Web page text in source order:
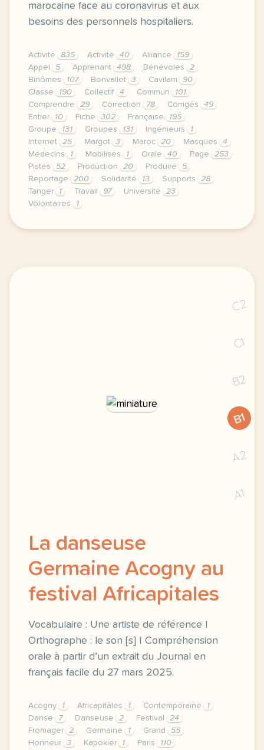
marocaine face au coronavirus et aux
besoins des personnels hospitaliers.
Activité 835 Activite 40 Alliance
159
Appel
5 Apprenant 498 Bénévoles
2
Binômes
107 Bonvallet 3 Cavilam
90
Classe
190 Collectif 4 Commun
101
Comprendre
29 Correction 78 Corrigés
49
Entier
10 Fiche 302 Française
195
Groupe
131 Groupes 131 Ingénieurs
1
Internet
25 Margot 3 Maroc 20 Masques
4
Médecins
1 Mobilisés 1 Orale 40 Page
253
Pistes
52 Production 20 Produire
5
Reportage
200 Solidarité 13 Supports
28
Tanger
1 Travail 97 Université
23
Volontaires
1
le respect de votre vie privee est une priorite
C2
C1
B2
B1
A2
A1
La danseuse
Germaine Acogny au
festival Africapitales
Vocabulaire : Une artiste de référence |
Orthographe : le son [s] | Compréhension
orale à partir d’un extrait du Journal en
français facile du 27 mars 2025.
Acogny 1 Africapitales 1 Contemporaine
1
Danse
7 Danseuse 2 Festival
24
Fromager
2 Germaine 1 Grand
55
Honneur
3 Kapokier 1 Paris
110